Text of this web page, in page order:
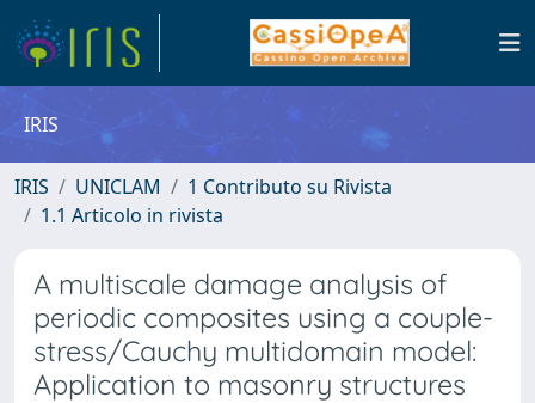
IRIS
IRIS UNICLAM
1 Contributo su Rivista
1.1 Articolo in rivista
A multiscale damage analysis of
periodic composites using a couple-
stress/Cauchy multidomain model:
Application to masonry structures